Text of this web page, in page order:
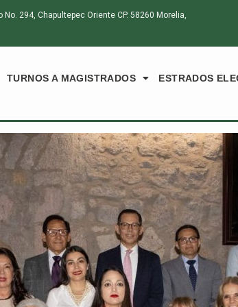
294, Chapultepec Oriente CP. 58260 Morelia,
TURNOS A MAGISTRADOS ESTRADOS